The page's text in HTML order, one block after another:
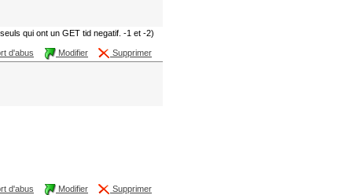
qui ont un GET tid negatif. -1 et -2)
d'abus Modifier Supprimer
d'abus Modifier Supprimer